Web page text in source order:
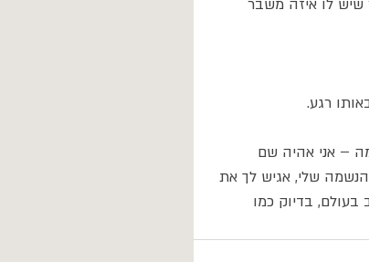
שיש לו איזה משבר
רגע.
– אני אהיה שם
שלי, אגיש לך את
בדיוק כמו